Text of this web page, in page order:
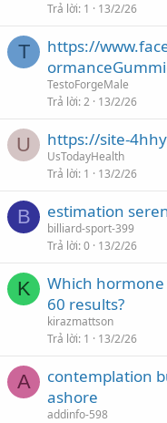
Trả lời 1 13/2/26
T
https://
TestoForgeMale
Trả lời 2 13/2/26
U https://site-
UsTodayHealth
Trả lời 1 13/2/26
B estimation
billiard-sport-399
Trả lời 0 13/2/26
K
Which
60 results?
kirazmattson
Trả lời 1 13/2/26
A
contemplation
ashore
addinfo-598